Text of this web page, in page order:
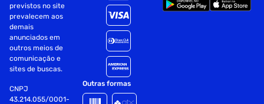
previstos no site
prevalecem aos
demais
anunciados em
outros meios de
comunicação e
sites de buscas.
CNPJ
43.214.055/0001-
Outras formas